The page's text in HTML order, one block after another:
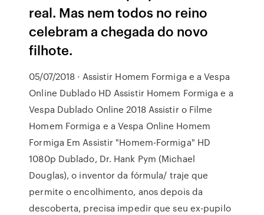
real. Mas nem todos no reino
celebram a chegada do novo
filhote.
05/07/2018 · Assistir Homem Formiga e a Vespa
Online Dublado HD Assistir Homem Formiga e a
Vespa Dublado Online 2018 Assistir o Filme
Homem Formiga e a Vespa Online Homem
Formiga Em Assistir "Homem-Formiga" HD
1080p Dublado, Dr. Hank Pym (Michael
Douglas), o inventor da fórmula/ traje que
permite o encolhimento, anos depois da
descoberta, precisa impedir que seu ex-pupilo